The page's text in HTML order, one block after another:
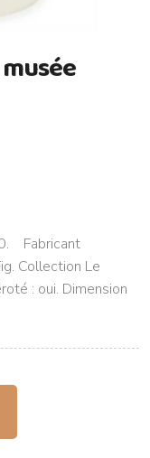
Fabricant
Collection Le
: oui. Dimension